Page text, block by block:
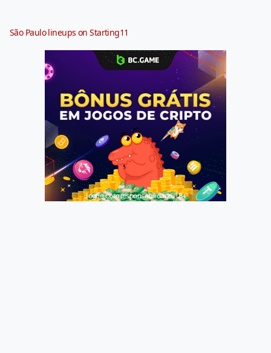
São Paulo lineups on Starting11
Jogue com responsabilidade. 18+